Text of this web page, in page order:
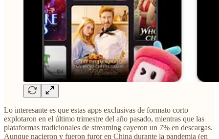
Lo interesante es que estas apps exclusivas de formato corto
explotaron en el último trimestre del año pasado, mientras que las
plataformas tradicionales de streaming cayeron un 7% en descargas.
Aunque nacieron y fueron furor en China durante la pandemia (en